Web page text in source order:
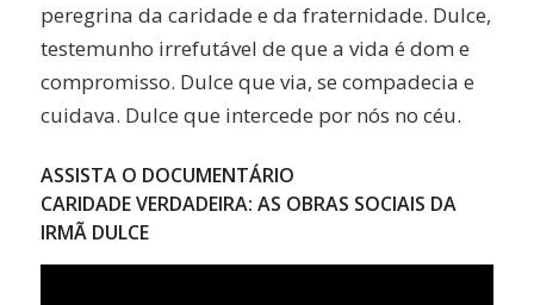
peregrina da caridade e da fraternidade. Dulce,
testemunho irrefutável de que a vida é dom e
compromisso. Dulce que via, se compadecia e
cuidava. Dulce que intercede por nós no céu.
ASSISTA O DOCUMENTÁRIO
CARIDADE VERDADEIRA: AS OBRAS SOCIAIS DA
IRMÃ DULCE